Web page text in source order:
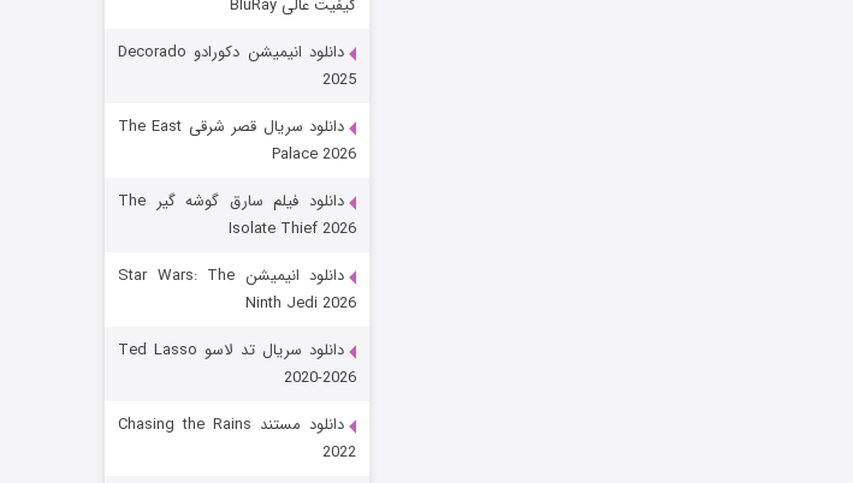
رویایی برای تو
قسمت ۱۵ (دوبله)
کیفیت عالی BluRay
دانلود انیمیشن دکورادو Decorado
2025
دانلود سریال قصر شرقی The East
Palace 2026
دانلود فیلم سارق گوشه گیر The
Isolate Thief 2026
دانلود انیمیشن Star Wars: The
Ninth Jedi 2026
دانلود سریال تد لاسو Ted Lasso
2020-2026
دانلود مستند Chasing the Rains
2022